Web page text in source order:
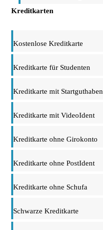
Kreditkarten
Kostenlose Kreditkarte
Kreditkarte für Studenten
Kreditkarte mit Startguthaben
Kreditkarte mit VideoIdent
Kreditkarte ohne Girokonto
Kreditkarte ohne PostIdent
Kreditkarte ohne Schufa
Schwarze Kreditkarte